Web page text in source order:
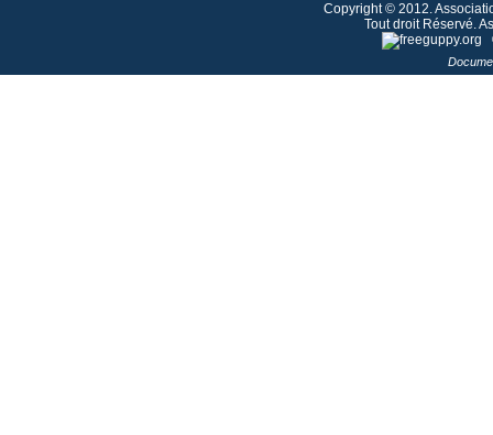
Copyright © 2012.
Tout droit Réservé.